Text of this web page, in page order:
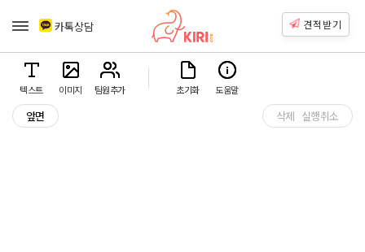
카톡상담 견적받기
텍스트 이미지 팀원추가 초기화 도움말
앞면 삭제 실행취소